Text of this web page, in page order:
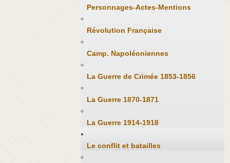
Personnages-Actes-Mentions
Révolution Française
Camp. Napoléoniennes
La Guerre de Crimée 1853-1856
La Guerre 1870-1871
La Guerre 1914-1918
Le conflit et batailles